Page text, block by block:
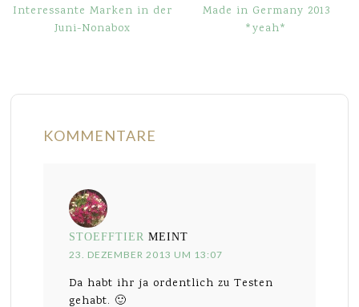
Interessante Marken in der
Juni-Nonabox
Made in Germany 2013
*yeah*
KOMMENTARE
STOEFFTIER MEINT
23. DEZEMBER 2013 UM 13:07
Da habt ihr ja ordentlich zu Testen
gehabt. 🙂